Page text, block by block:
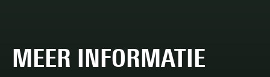
MEER INFORMATIE